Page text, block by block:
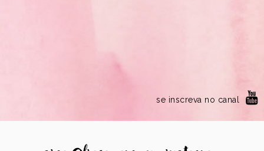
se inscreva no canal